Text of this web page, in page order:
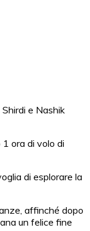
e Nashik
ora di volo di
di esplorare la
affinché dopo
un felice fine